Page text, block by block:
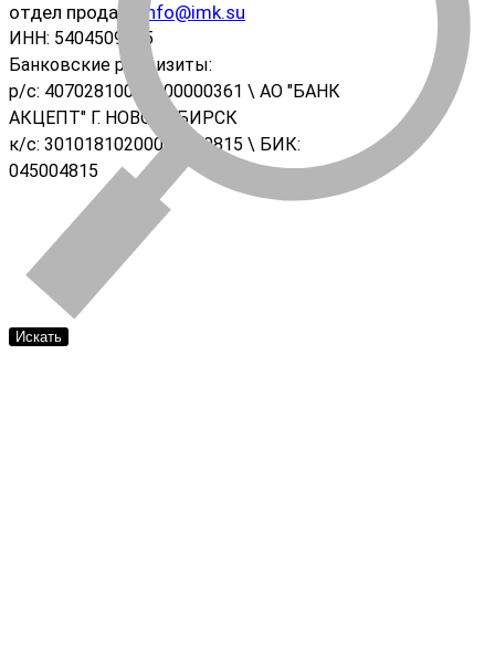
отдел продаж:
info@imk.su
ИНН: 5404509995
Банковские реквизиты:
р/с: 40702810000800000361 \ АО "БАНК
АКЦЕПТ" Г. НОВОСИБИРСК
к/с: 30101810200000000815 \ БИК:
045004815
Искать